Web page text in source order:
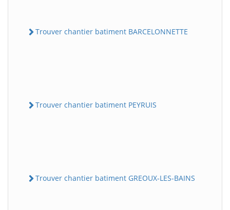
Trouver chantier batiment BARCELONNETTE
Trouver chantier batiment PEYRUIS
Trouver chantier batiment GREOUX-LES-BAINS